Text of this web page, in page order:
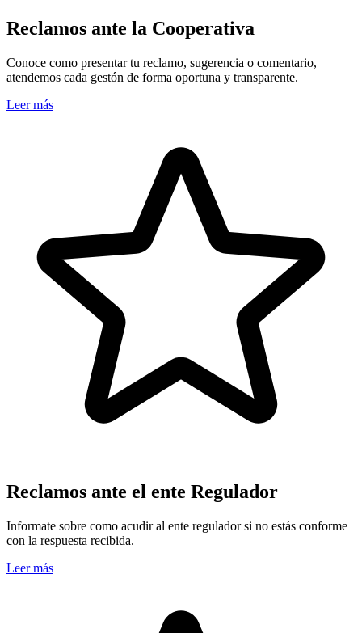
Reclamos ante la Cooperativa
Conoce como presentar tu reclamo, sugerencia o comentario,
atendemos cada gestón de forma oportuna y transparente.
Leer más
Reclamos ante el ente Regulador
Informate sobre como acudir al ente regulador si no estás conforme
con la respuesta recibida.
Leer más